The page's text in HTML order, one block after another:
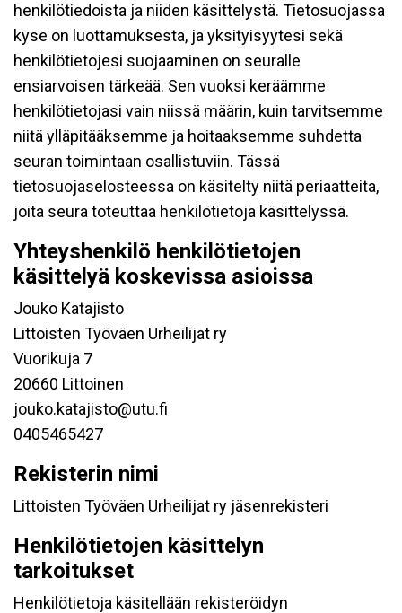
henkilötiedoista ja niiden käsittelystä. Tietosuojassa
kyse on luottamuksesta, ja yksityisyytesi sekä
henkilötietojesi suojaaminen on seuralle
ensiarvoisen tärkeää. Sen vuoksi keräämme
henkilötietojasi vain niissä määrin, kuin tarvitsemme
niitä ylläpitääksemme ja hoitaaksemme suhdetta
seuran toimintaan osallistuviin. Tässä
tietosuojaselosteessa on käsitelty niitä periaatteita,
joita seura toteuttaa henkilötietoja käsittelyssä.
Yhteyshenkilö henkilötietojen
käsittelyä koskevissa asioissa
Jouko Katajisto
Littoisten Työväen Urheilijat ry
Vuorikuja 7
20660 Littoinen
jouko.katajisto@utu.fi
0405465427
Rekisterin nimi
Littoisten Työväen Urheilijat ry jäsenrekisteri
Henkilötietojen käsittelyn
tarkoitukset
Henkilötietoja käsitellään rekisteröidyn